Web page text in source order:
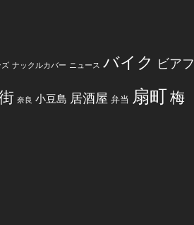
ズ ナックルカバー ニュース バイク ビアフ
奈良 小豆島 居酒屋 弁当 扇町梅